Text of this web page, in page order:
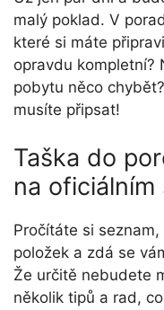
malý poklad. V
které si máte
opravdu kompletní?
pobytu něco
musíte připsat!
Taška do
na oficiálním
Pročítáte si
položek a zdá se
Že určitě nebudete
několik tipů a rad,